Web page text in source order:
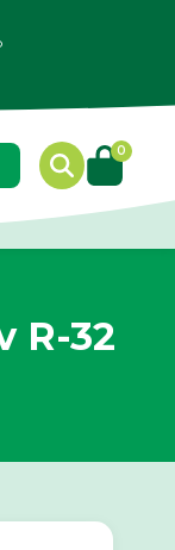
0
R-32